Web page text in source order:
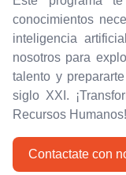
conocimientos
inteligencia
nosotros para
talento y
siglo XXI.
Recursos Humanos!
Contactate con